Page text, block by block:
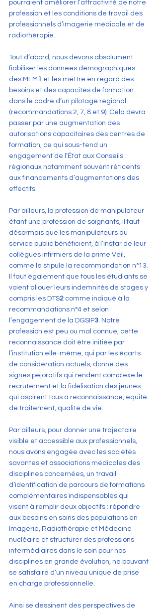
pourraient améliorer l’attractivité de notre
profession et les conditions de travail des
professionnels d’imagerie médicale et de
radiothérapie.
Tout d’abord, nous devons absolument
fiabiliser les données démographiques
des MEM 1 et les mettre en regard des
besoins et des capacités de formation
dans le cadre d’un pilotage régional
(recommandations 2, 7, 8 et 9). Cela devra
passer par une augmentation des
autorisations capacitaires des centres de
formation, ce qui sous-tend un
engagement de l’État aux Conseils
régionaux notamment souvent réticents
aux financements d’augmentations des
effectifs.
Par ailleurs, la profession de manipulateur
étant une profession de soignants, il faut
désormais que les manipulateurs du
service public bénéficient, à l’instar de leur
collègues infirmiers de la prime Veil,
comme le stipule la recommandation n°13.
Il faut également que tous les étudiants se
voient allouer leurs indemnités de stages y
compris les DTS2 comme indiqué à la
recommandations n°4 et selon
l’engagement de la DGSIP3 . Notre
profession est peu ou mal connue, cette
reconnaissance doit être initiée par
l’institution elle-même, qui par les écarts
de considération actuels, donne des
signes péjoratifs qui rendent complexe le
recrutement et la fidélisation des jeunes
qui aspirent tous à reconnaissance, équité
de traitement, qualité de vie.
Par ailleurs, pour donner une trajectoire
visible et accessible aux professionnels,
nous avons engagée avec les sociétés
savantes et associations médicales des
disciplines concernées, un travail
d’identification de parcours de formations
complémentaires indispensables qui
visent à remplir deux objectifs : répondre
aux besoins en soins des populations en
Imagerie, Radiothérapie et Médecine
nucléaire et structurer des professions
intermédiaires dans le soin pour nos
disciplines en grande évolution, ne pouvant
se satisfaire d’un niveau unique de prise
en charge professionnelle.
Ainsi se dessinent des perspectives de